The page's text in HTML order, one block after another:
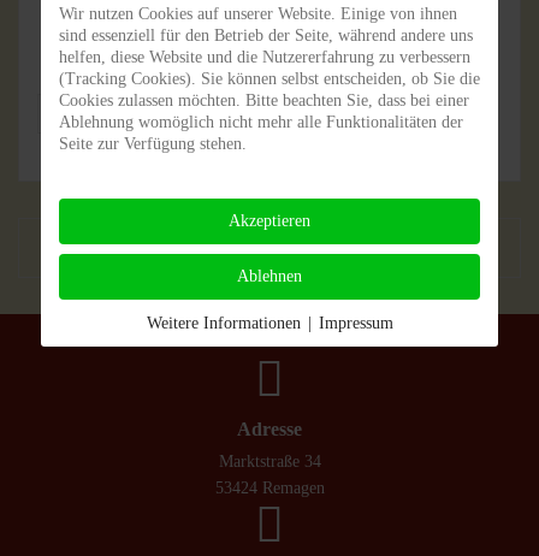
Thriller Roger Hobs
VORHERIGER BEITRAG: KALTE MACHT
ZURÜCK NÄCHSTER
WEITER
Adresse
Marktstraße 34
53424 Remagen
Wir nutzen Cookies auf unserer Website. Einige von ihnen
sind essenziell für den Betrieb der Seite, während andere uns
helfen, diese Website und die Nutzererfahrung zu verbessern
(Tracking Cookies). Sie können selbst entscheiden, ob Sie die
Cookies zulassen möchten. Bitte beachten Sie, dass bei einer
Ablehnung womöglich nicht mehr alle Funktionalitäten der
Seite zur Verfügung stehen.
Akzeptieren
Ablehnen
Weitere Informationen Impressum